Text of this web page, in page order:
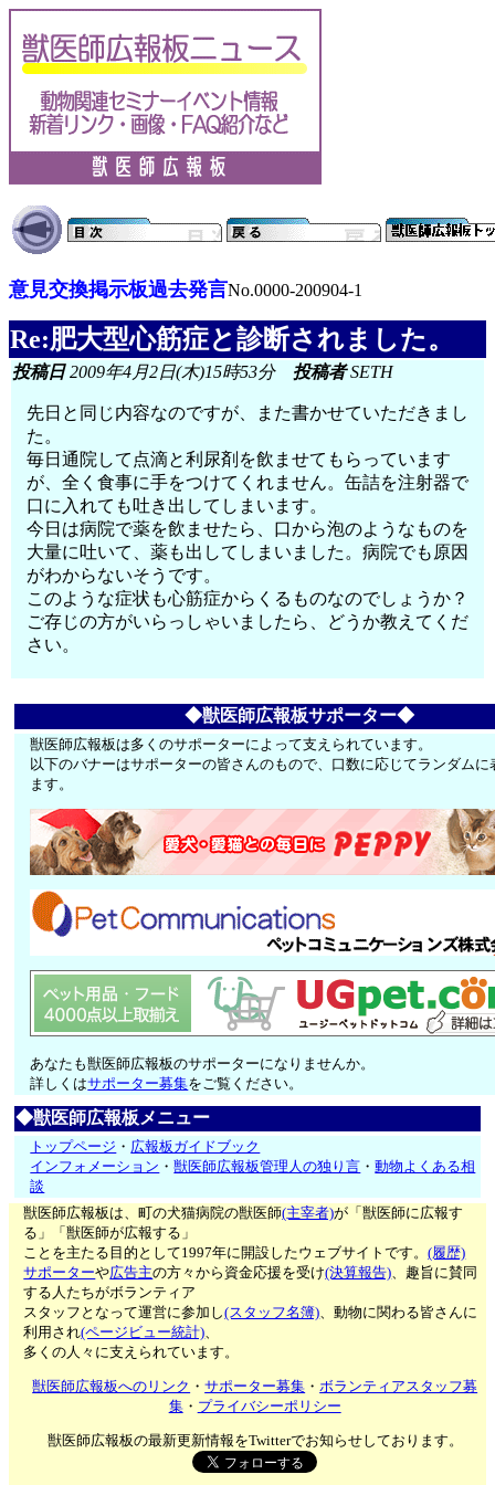
意見交換掲示板過去発言No.0000-200904-1
Re:肥大型心筋症と診断されました。
投稿日2009年4月2日(木)15時53分 投稿者SETH
先日と同じ内容なのですが、また書かせていただきまし
た。
毎日通院して点滴と利尿剤を飲ませてもらっています
が、全く食事に手をつけてくれません。缶詰を注射器で
口に入れても吐き出してしまいます。
今日は病院で薬を飲ませたら、口から泡のようなものを
大量に吐いて、薬も出してしまいました。病院でも原因
がわからないそうです。
このような症状も心筋症からくるものなのでしょうか？
ご存じの方がいらっしゃいましたら、どうか教えてくだ
さい。
◆獣医師広報板サポーター◆
獣医師広報板は多くのサポーターによって支えられています。
以下のバナーはサポーターの皆さんのもので、口数に応じてランダムに
ます。
あなたも獣医師広報板のサポーターになりませんか。
詳しくはサポーター募集をご覧ください。
◆獣医師広報板メニュー
トップページ ・ 広報板ガイドブック
インフォメーション ・獣医師広報板管理人の独り言 ・動物よくある相
談
獣医師広報板は、町の犬猫病院の獣医師(主宰者)が「獣医師に広報す
る」「獣医師が広報する」
ことを主たる目的として1997年に開設したウェブサイトです。(履歴)
サポーターや広告主の方々から資金応援を受け(決算報告)、趣旨に賛同
する人たちがボランティア
スタッフとなって運営に参加し(スタッフ名簿)、動物に関わる皆さんに
利用され(ページビュー統計)、
多くの人々に支えられています。
獣医師広報板へのリンク ・サポーター募集 ・ボランティアスタッフ募
集・ プライバシーポリシー
獣医師広報板の最新更新情報をTwitterでお知らせしております。